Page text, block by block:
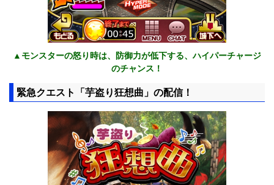
▲モンスターの怒り時は、防御力が低下する、ハイパーチャージ
のチャンス！
緊急クエスト「芋盗り狂想曲」の配信！